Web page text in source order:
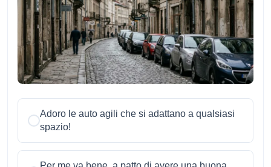
Adoro le auto agili che si adattano a qualsiasi
spazio!